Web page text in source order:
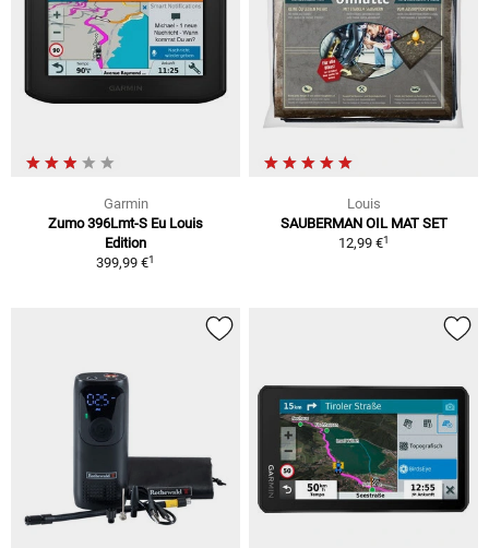
Garmin
Zumo 396Lmt-S Eu Louis
Edition
399,99 €1
Louis
SAUBERMAN OIL MAT SET
12,99 €1